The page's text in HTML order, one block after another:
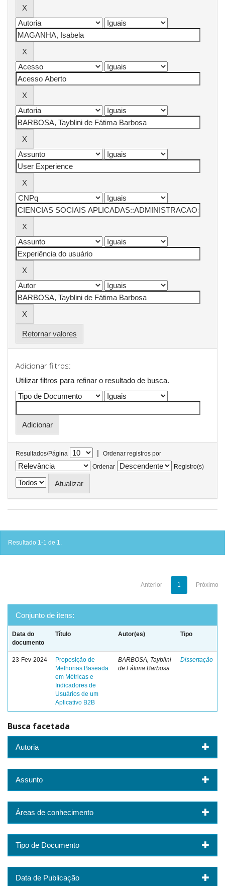
Retornar valores
Adicionar filtros:
Utilizar filtros para refinar o resultado de busca.
Resultados/Página |
Ordenar registros por
Ordenar
Registro(s)
Resultado 1-1 de 1.
Anterior 1 Próximo
Conjunto de itens:
Data do
documento
Título Autor(es) Tipo
23-Fev-2024
Proposição de
Melhorias Baseada
em Métricas e
Indicadores de
Usuários de um
Aplicativo B2B
BARBOSA, Tayblini
de Fátima Barbosa
Dissertação
Busca facetada
Autoria
Assunto
Áreas de conhecimento
Tipo de Documento
Data de Publicação